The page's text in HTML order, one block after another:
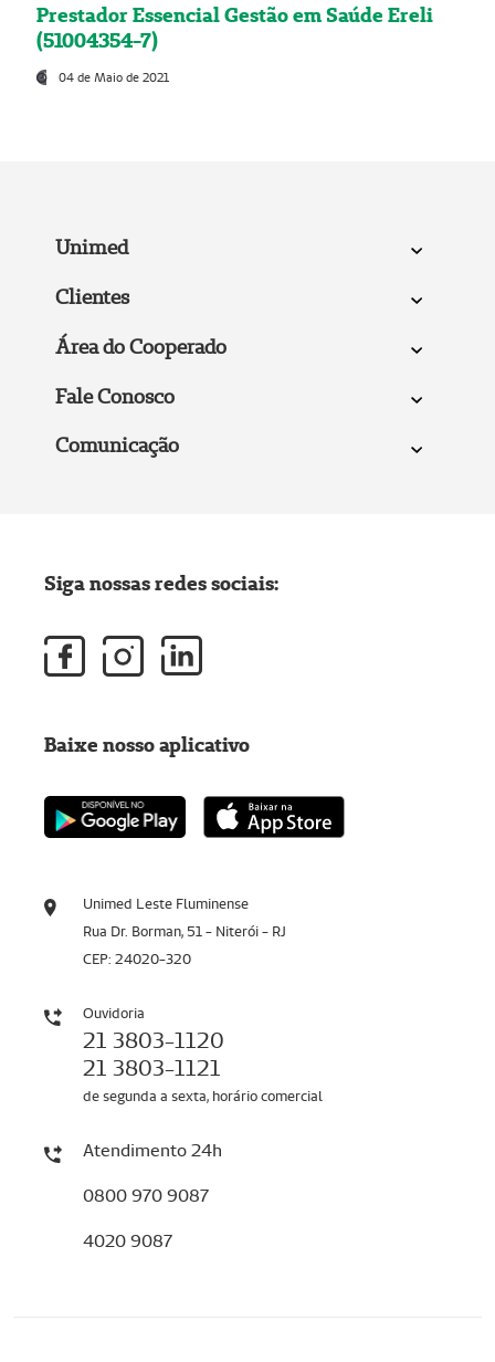
Prestador Essencial Gestão em Saúde Ereli
(51004354-7)
04 de Maio de 2021
Unimed
Clientes
Área do Cooperado
Fale Conosco
Comunicação
Unimed Leste Fluminense
Rua Dr. Borman, 51 - Niterói - RJ
CEP: 24020-320
Ouvidoria
21 3803-1120
21 3803-1121
de segunda a sexta, horário comercial
Atendimento 24h
0800 970 9087
4020 9087
Siga nossas redes sociais:
Baixe nosso aplicativo